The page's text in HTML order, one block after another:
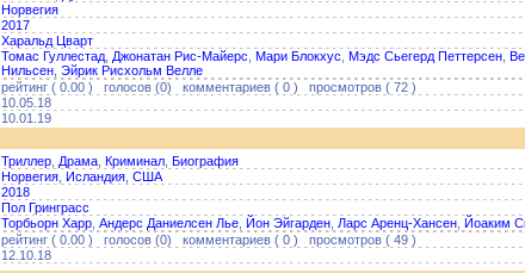
Норвегия
2017
Харальд Цварт
Томас Гуллестад Джонатан Рис-Майерс Мари Блокхус Мэдс Сьегерд Петтерсен
Нильсен Эйрик Рисхольм Велле
рейтинг ( 0.00 ) голосов (0) комментариев ( 0 ) просмотров ( 72 )
10.05.18
10.01.19
Триллер Драма Криминал Биография
Норвегия Исландия США
2018
Пол Гринграсс
Торбьорн Харр Андерс Даниелсен Лье Йон Эйгарден Ларс Аренц-Хансен Йоаким
рейтинг ( 0.00 ) голосов (0) комментариев ( 0 ) просмотров ( 49 )
12.10.18